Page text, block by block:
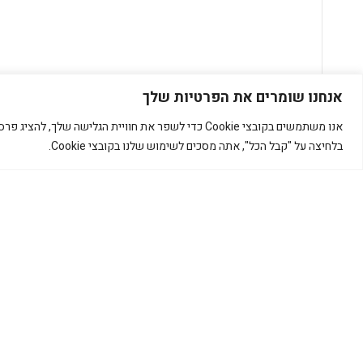
אנחנו שומרים את הפרטיות שלך
אנו משתמשים בקובצי Cookie כדי לשפר את חוויית הגלישה שלך, להציג פרסומות או תכנים מותאמים אישית, ולנתח את התעבורה שלנו.
בלחיצה על "קבל הכל", אתה מסכים לשימוש שלנו בקובצי Cookie.